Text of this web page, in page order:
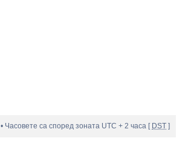
• Часовете са според зоната UTC + 2 часа [ DST ]